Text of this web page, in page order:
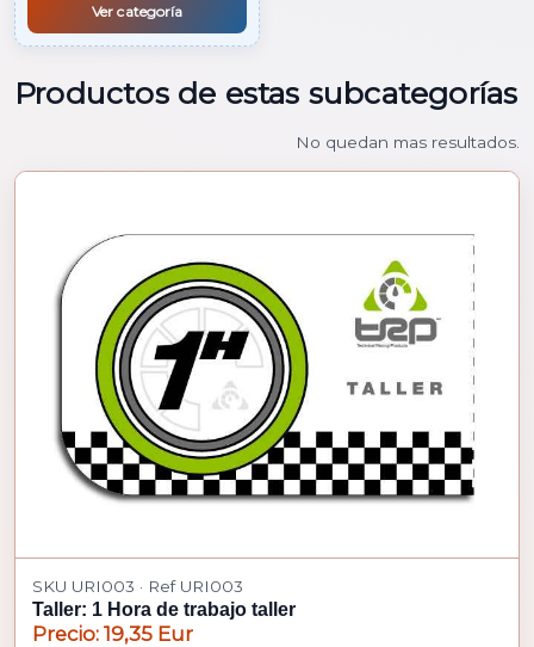
Ver categoría
Productos de estas subcategorías
No quedan mas resultados.
SKU URI003 · Ref URI003
Taller: 1 Hora de trabajo taller
Precio: 19,35 Eur